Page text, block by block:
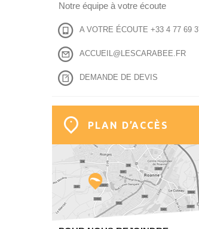
Notre équipe à votre écoute
A VOTRE ÉCOUTE +33 4 77 69
ACCUEIL@LESCARABEE.FR
DEMANDE DE DEVIS
PLAN D’ACCÈS